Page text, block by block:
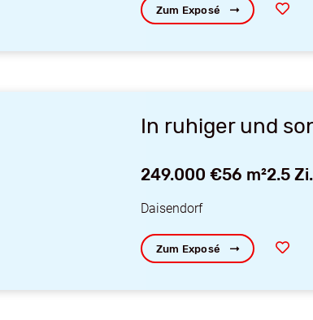
Zum Exposé
In ruhiger und
249.000 €56 m²2.5 Zi.
Daisendorf
Zum Exposé